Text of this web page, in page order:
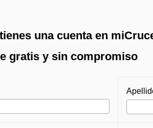
una cuenta en
gratis y sin compromiso